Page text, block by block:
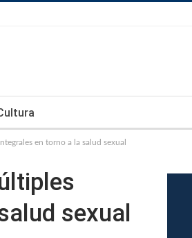
en torno a la salud sexual
sexual